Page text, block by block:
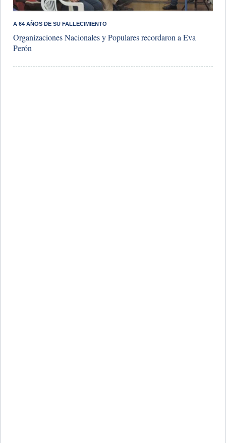
A 64 AÑOS DE SU FALLECIMIENTO
Organizaciones Nacionales y Populares recordaron a Eva
Perón